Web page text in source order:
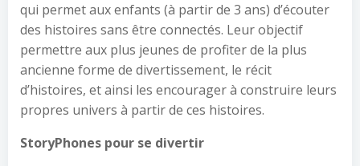
qui permet aux enfants (à partir de 3 ans) d’écouter
des histoires sans être connectés. Leur objectif
permettre aux plus jeunes de profiter de la plus
ancienne forme de divertissement, le récit
d’histoires, et ainsi les encourager à construire leurs
propres univers à partir de ces histoires.
StoryPhones pour se divertir